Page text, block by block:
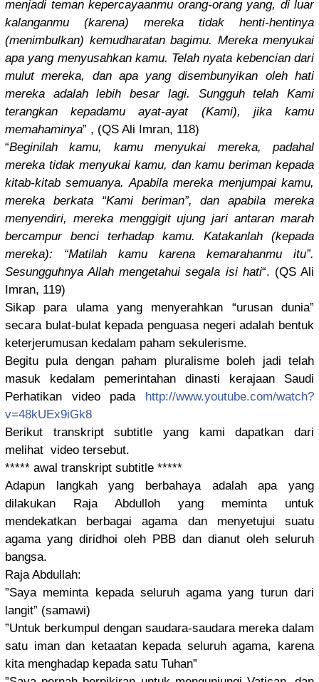
menjadi teman kepercayaanmu orang-orang yang, di luar
kalanganmu (karena) mereka tidak henti-hentinya
(menimbulkan) kemudharatan bagimu. Mereka menyukai
apa yang menyusahkan kamu. Telah nyata kebencian dari
mulut mereka, dan apa yang disembunyikan oleh hati
mereka adalah lebih besar lagi. Sungguh telah Kami
terangkan kepadamu ayat-ayat (Kami), jika kamu
memahaminya” , (QS Ali Imran, 118)
“Beginilah kamu, kamu menyukai mereka, padahal
mereka tidak menyukai kamu, dan kamu beriman kepada
kitab-kitab semuanya. Apabila mereka menjumpai kamu,
mereka berkata “Kami beriman”, dan apabila mereka
menyendiri, mereka menggigit ujung jari antaran marah
bercampur benci terhadap kamu. Katakanlah (kepada
mereka): “Matilah kamu karena kemarahanmu itu”.
Sesungguhnya Allah mengetahui segala isi hati“. (QS Ali
Imran, 119)
Sikap para ulama yang menyerahkan “urusan dunia”
secara bulat-bulat kepada penguasa negeri adalah bentuk
keterjerumusan kedalam paham sekulerisme.
Begitu pula dengan paham pluralismeboleh jadi telah
masuk kedalam pemerintahan dinasti kerajaan Saudi
Perhatikan video pada http://www.youtube.com/watch?
v=48kUEx9iGk8
Berikut transkriptsubtitle yang kami dapatkan dari
melihat video tersebut.
***** awal transkript subtitle *****
Adapun langkah yang berbahaya adalah apa yang
dilakukan Raja Abdulloh yang meminta untuk
mendekatkan berbagai agama dan menyetujui suatu
agama yang diridhoi oleh PBB dan dianut oleh seluruh
bangsa.
Raja Abdullah:
”Saya meminta kepada seluruh agama yang turun dari
langit” (samawi)
”Untuk berkumpul dengan saudara-saudara mereka dalam
satu iman dan ketaatan kepada seluruh agama, karena
kita menghadap kepada satu Tuhan”